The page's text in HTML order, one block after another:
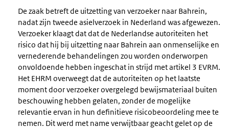
De zaak betreft de uitzetting van verzoeker naar Bahrein,
nadat zijn tweede asielverzoek in Nederland was afgewezen.
Verzoeker klaagt dat dat de Nederlandse autoriteiten het
risico dat hij bij uitzetting naar Bahrein aan onmenselijke en
vernederende behandelingen zou worden onderworpen
onvoldoende hebben ingeschat in strijd met artikel 3 EVRM.
Het EHRM overweegt dat de autoriteiten op het laatste
moment door verzoeker overgelegd bewijsmateriaal buiten
beschouwing hebben gelaten, zonder de mogelijke
relevantie ervan in hun definitieve risicobeoordeling mee te
nemen. Dit werd met name verwijtbaar geacht gelet op de